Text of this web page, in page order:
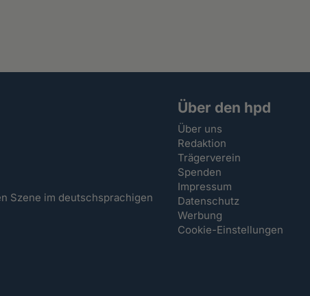
Szene im deutschsprachigen
Über den hpd
Über uns
Redaktion
Trägerverein
Spenden
Impressum
Datenschutz
Werbung
Cookie-Einstellungen